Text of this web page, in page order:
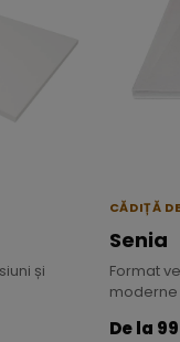
și
CĂDIȚĂ
Senia
Format
moderne
De la